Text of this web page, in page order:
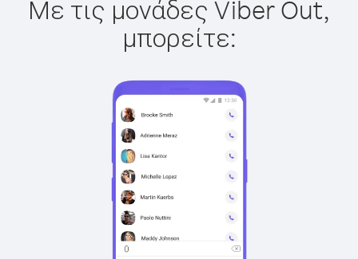
Με τις μονάδες Viber Out,
μπορείτε: